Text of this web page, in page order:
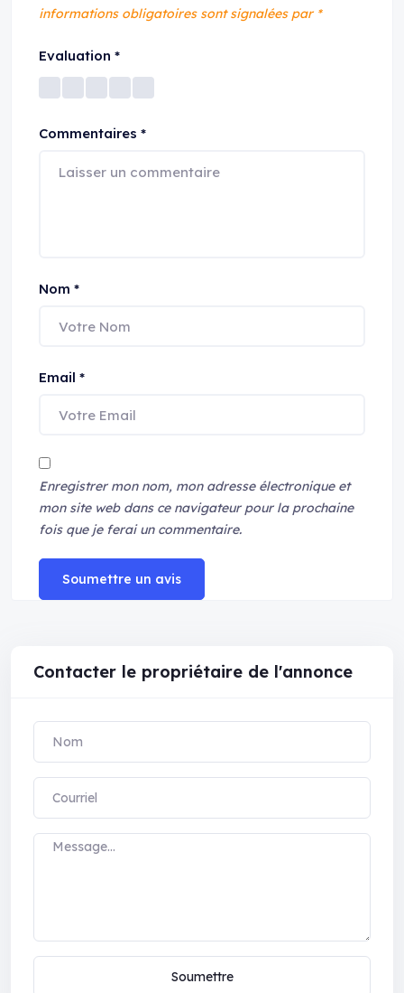
informations obligatoires sont signalées par *
Evaluation *
Commentaires *
Nom *
Email *
Enregistrer mon nom, mon adresse électronique et
mon site web dans ce navigateur pour la prochaine
fois que je ferai un commentaire.
Soumettre un avis
Contacter le propriétaire de l'annonce
Soumettre